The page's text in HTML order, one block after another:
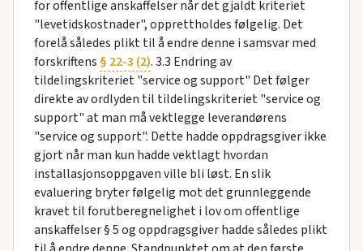
for offentlige anskaffelser når det gjaldt kriteriet
"levetidskostnader", opprettholdes følgelig. Det
forelå således plikt til å endre denne i samsvar med
forskriftens § 22-3 (2). 3.3 Endring av
tildelingskriteriet "service og support" Det følger
direkte av ordlyden til tildelingskriteriet "service og
support" at man må vektlegge leverandørens
"service og support". Dette hadde oppdragsgiver ikke
gjort når man kun hadde vektlagt hvordan
installasjonsoppgaven ville bli løst. En slik
evaluering bryter følgelig mot det grunnleggende
kravet til forutberegnelighet i lov om offentlige
anskaffelser § 5 og oppdragsgiver hadde således plikt